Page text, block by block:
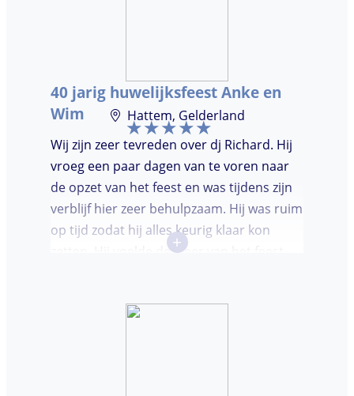
moest worden. Er was de mogelijkheid om
verzoeknummers aan te vragen.
40 jarig huwelijksfeest Anke en
Wim
Hattem, Gelderland
Wij zijn zeer tevreden over dj Richard. Hij
vroeg een paar dagen van te voren naar
de opzet van het feest en was tijdens zijn
verblijf hier zeer behulpzaam. Hij was ruim
op tijd zodat hij alles keurig klaar kon
zetten. Hij voelde de sfeer van het feest
doorpraatte. Het was heel leuk dat er
+